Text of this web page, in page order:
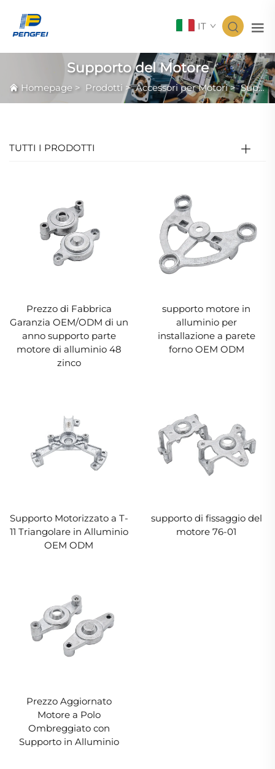
IT
Supporto del Motore
Homepage > Prodotti >Accessori per Motori>Supporto del Motore
TUTTI I PRODOTTI
Prezzo di Fabbrica
Garanzia OEM/ODM di un
anno supporto parte
motore di alluminio 48
zinco
supporto motore in
alluminio per
installazione a parete
forno OEM ODM
Supporto Motorizzato a T-
11 Triangolare in Alluminio
OEM ODM
supporto di fissaggio del
motore 76-01
Prezzo Aggiornato
Motore a Polo
Ombreggiato con
Supporto in Alluminio